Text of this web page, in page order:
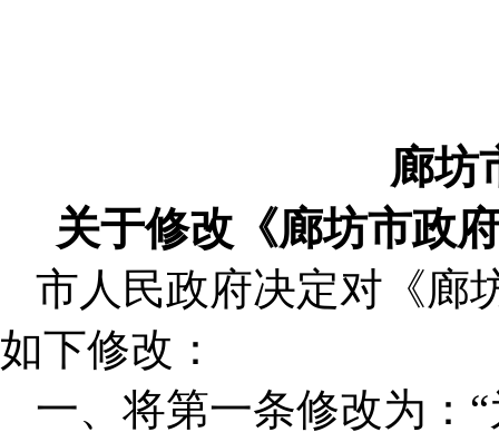
廊坊
关于修改《廊坊市政
市人民政府决定对《廊
如下修改：
一、将第一条修改为：